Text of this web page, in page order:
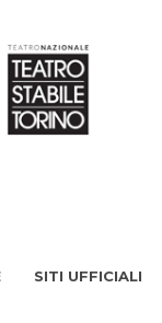
SITI UFFICIALI